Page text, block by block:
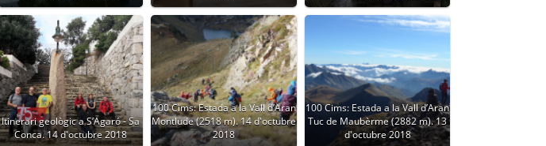
Itinerari geològic a S’Agaró - Sa
Conca. 14 d'octubre 2018
100 Cims: Estada a la Vall d’Aran
Montlude (2518 m). 14 d'octubre
2018
100 Cims: Estada a la Vall d’Aran
Tuc de Maubèrme (2882 m). 13
d'octubre 2018